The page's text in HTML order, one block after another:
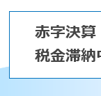
赤字決算
税金滞